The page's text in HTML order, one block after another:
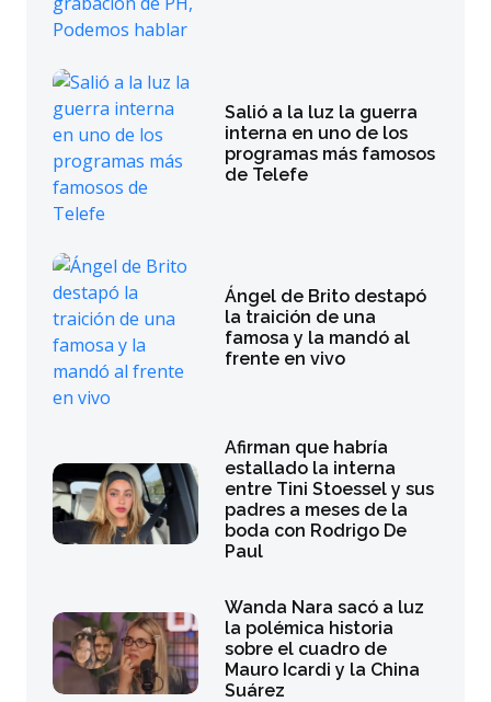
Salió a la luz la guerra
interna en uno de los
programas más famosos
de Telefe
Ángel de Brito destapó
la traición de una
famosa y la mandó al
frente en vivo
Afirman que habría
estallado la interna
entre Tini Stoessel y sus
padres a meses de la
boda con Rodrigo De
Paul
Wanda Nara sacó a luz
la polémica historia
sobre el cuadro de
Mauro Icardi y la China
Suárez